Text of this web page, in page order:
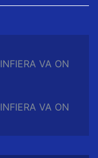
VA ON
VA ON